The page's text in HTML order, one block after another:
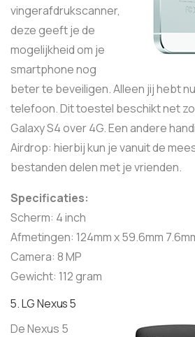
vingerafdrukscanner,
deze geeft je de
mogelijkheid om je
smartphone nog
beter te beveiligen. Alleen jij hebt
telefoon. Dit toestel beschikt net
Galaxy S4 over 4G. Een andere
Airdrop: hierbij kun je vanuit de
bestanden delen met je vrienden.
Specificaties:
Scherm: 4 inch
Afmetingen: 124mm x 59.6mm
Camera: 8 MP
Gewicht: 112 gram
5. LG Nexus 5
De Nexus 5